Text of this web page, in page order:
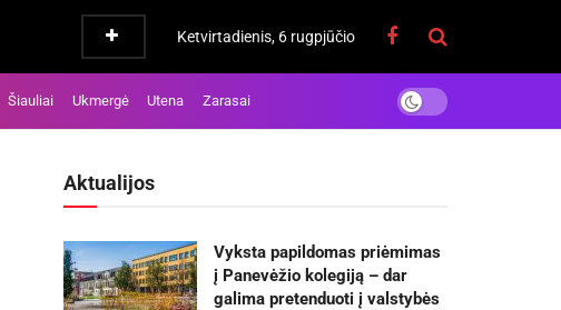
Ketvirtadienis, 6 rugpjūčio
Šiauliai Ukmergė Utena Zarasai
Aktualijos
Vyksta papildomas priėmimas
į Panevėžio kolegiją – dar
galima pretenduoti į valstybės